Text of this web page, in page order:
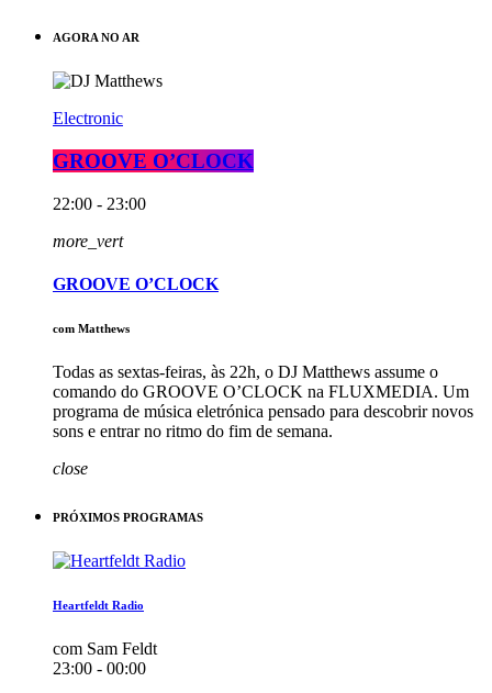
AGORA NO AR
Electronic
GROOVE O’CLOCK
22:00 - 23:00
more_vert
GROOVE O’CLOCK
com Matthews
Todas as sextas-feiras, às 22h, o DJ Matthews assume o
comando do GROOVE O’CLOCK na FLUXMEDIA. Um
programa de música eletrónica pensado para descobrir novos
sons e entrar no ritmo do fim de semana.
close
PRÓXIMOS PROGRAMAS
Heartfeldt Radio
com Sam Feldt
23:00 - 00:00